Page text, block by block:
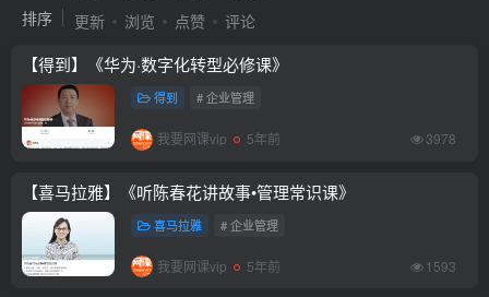
排序
更新 浏览 点赞 评论
【得到】《华为·数字化转型必修课》
得到 # 企业管理
我要网课vip 5年前 3978
【喜马拉雅】《听陈春花讲故事•管理常识课》
喜马拉雅 # 企业管理
我要网课vip 5年前 1593